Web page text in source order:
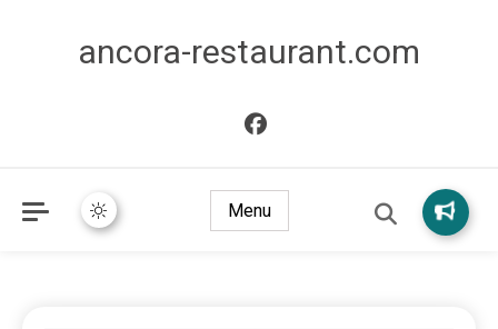
ancora-restaurant.com
Menu